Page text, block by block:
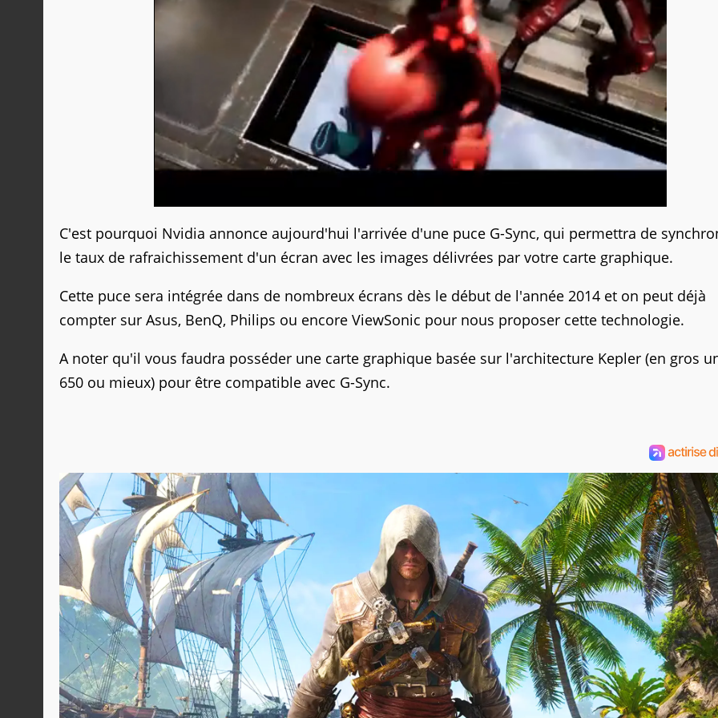
C'est pourquoi Nvidia annonce aujourd'hui l'arrivée d'une puce G-Sync, qui permettra de
le taux de rafraichissement d'un écran avec les images délivrées par votre carte graphique.
Cette puce sera intégrée dans de nombreux écrans dès le début de l'année 2014 et on peut déjà
compter sur Asus, BenQ, Philips ou encore ViewSonic pour nous proposer cette technologie.
A noter qu'il vous faudra posséder une carte graphique basée sur l'architecture Kepler (en gros
650 ou mieux) pour être compatible avec G-Sync.